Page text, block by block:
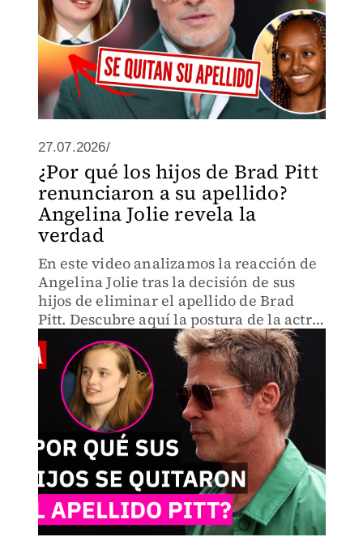
27.07.2026/
¿Por qué los hijos de Brad Pitt
renunciaron a su apellido?
Angelina Jolie revela la
verdad
En este video analizamos la reacción de
Angelina Jolie tras la decisión de sus
hijos de eliminar el apellido de Brad
Pitt. Descubre aquí la postura de la actriz
y la devastadora respuesta del actor ante
el distanciamiento con Vivienne y sus
hermanos.